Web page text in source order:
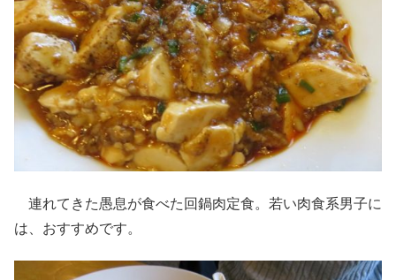
連れてきた愚息が食べた回鍋肉定食。若い肉食系男子に
は、おすすめです。